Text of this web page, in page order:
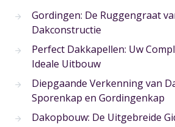
Gordingen: De Ruggengraat
Dakconstructie
Perfect Dakkapellen: Uw
Ideale Uitbouw
Diepgaande Verkenning van
Sporenkap en Gordingenkap
Dakopbouw: De Uitgebreide